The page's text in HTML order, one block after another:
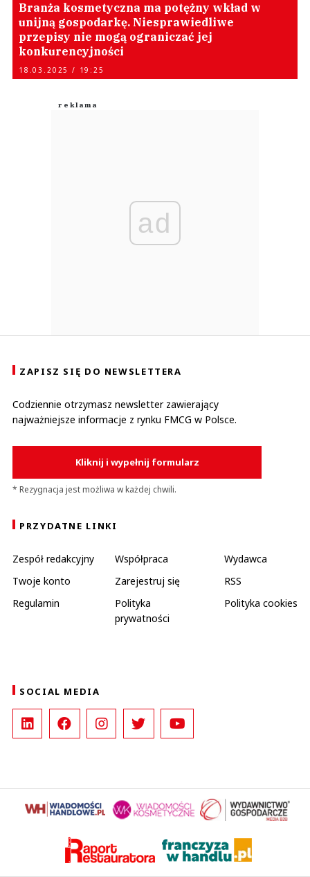
Branża kosmetyczna ma potężny wkład w
unijną gospodarkę. Niesprawiedliwe
przepisy nie mogą ograniczać jej
konkurencyjności
18.03.2025 / 19:25
ad
ZAPISZ SIĘ DO NEWSLETTERA
Codziennie otrzymasz newsletter zawierający
najważniejsze informacje z rynku FMCG w Polsce.
Kliknij i wypełnij formularz
* Rezygnacja jest możliwa w każdej chwili.
PRZYDATNE LINKI
Zespół redakcyjny Współpraca
Wydawca
Twoje konto
Zarejestruj się
RSS
Regulamin
Polityka
prywatności
Polityka cookies
SOCIAL MEDIA